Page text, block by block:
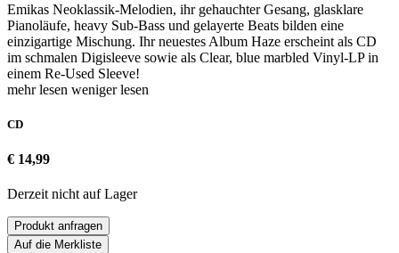
Emikas Neoklassik-Melodien, ihr gehauchter Gesang, glasklare
Pianoläufe, heavy Sub-Bass und gelayerte Beats bilden eine
einzigartige Mischung. Ihr neuestes Album Haze erscheint als CD
im schmalen Digisleeve sowie als Clear, blue marbled Vinyl-LP in
einem Re-Used Sleeve!
mehr lesen weniger lesen
CD
€ 14,99
Derzeit nicht auf Lager
Produkt anfragen
Auf die Merkliste